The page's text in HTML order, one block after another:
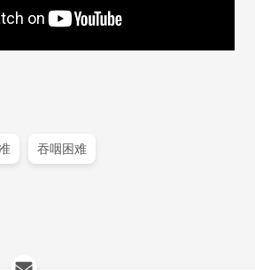
吞咽困难